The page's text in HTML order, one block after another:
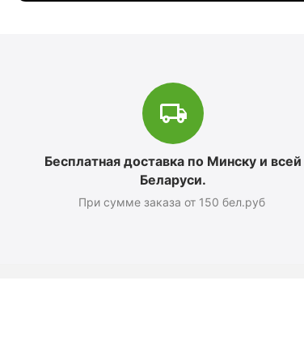
Бесплатная доставка по Минску и всей
Беларуси.
При сумме заказа от 150 бел.руб